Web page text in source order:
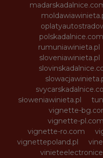
polskadalnice.com
rumuniawinieta.pl
sloveniawinieta.pl
słoweniawinieta.pl
vignette-
vignette-pl.com
vignette-ro.com
vignettepoland.pl